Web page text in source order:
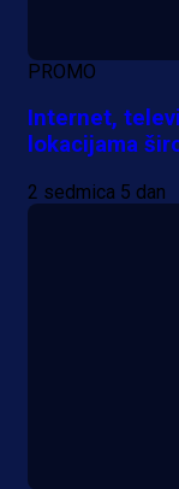
PROMO
Internet,
lokacijama
2 sedmica 5 dan